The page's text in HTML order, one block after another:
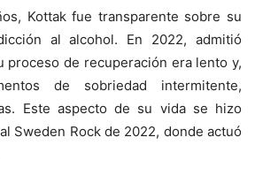
Kottak fue transparente sobre su
al alcohol. En 2022, admitió
proceso de recuperación era lento y,
de sobriedad intermitente,
Este aspecto de su vida se hizo
Sweden Rock de 2022, donde actuó